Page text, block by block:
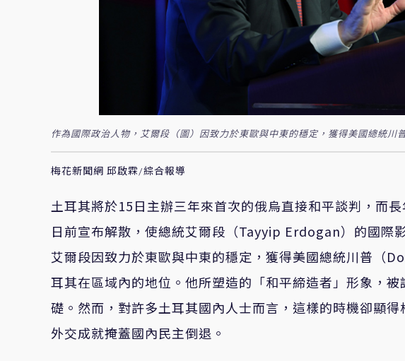
作為國際政治人物，艾爾段（圖）因致力於東歐與中東的穩定，獲得美國總統川
梅花新聞網 邱啟霖/綜合報導
土耳其將於15日主辦三年來首次的俄烏直接和平談判，而
日前宣布解散，使總統艾爾段（Tayyip Erdogan）的國際
艾爾段因致力於東歐與中東的穩定，獲得美國總統川普（
耳其在區域內的地位。他所塑造的「和平締造者」形象，
礎。然而， 對許多土耳其國內人士而言，這樣的時機卻顯
外交成就掩蓋國內民主倒退 。